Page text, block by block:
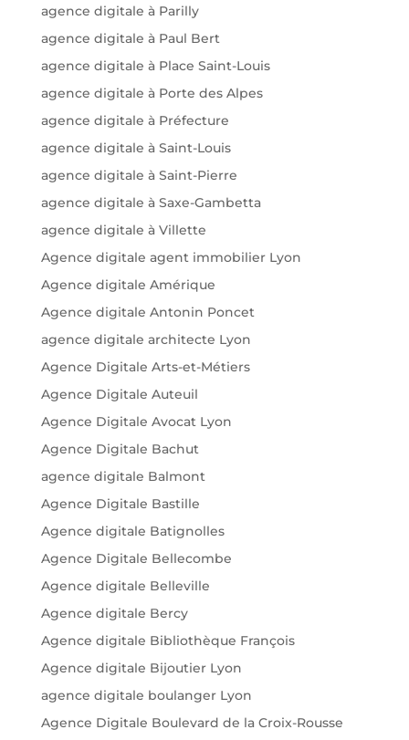
agence digitale à Parilly
agence digitale à Paul Bert
agence digitale à Place Saint-Louis
agence digitale à Porte des Alpes
agence digitale à Préfecture
agence digitale à Saint-Louis
agence digitale à Saint-Pierre
agence digitale à Saxe-Gambetta
agence digitale à Villette
Agence digitale agent immobilier Lyon
Agence digitale Amérique
Agence digitale Antonin Poncet
agence digitale architecte Lyon
Agence Digitale Arts-et-Métiers
Agence Digitale Auteuil
Agence Digitale Avocat Lyon
Agence Digitale Bachut
agence digitale Balmont
Agence Digitale Bastille
Agence digitale Batignolles
Agence Digitale Bellecombe
Agence digitale Belleville
Agence digitale Bercy
Agence digitale Bibliothèque François
Agence digitale Bijoutier Lyon
agence digitale boulanger Lyon
Agence Digitale Boulevard de la Croix-Rousse